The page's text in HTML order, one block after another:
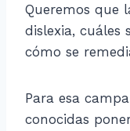
Queremos que
dislexia, cuáles
cómo se
Para esa
conocidas